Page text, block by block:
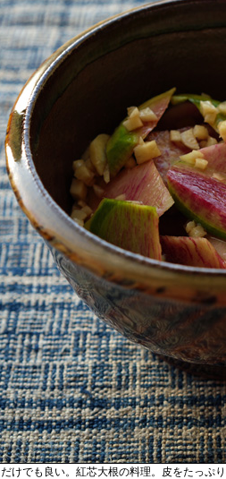
だけでも良い。紅芯大根の料理。皮をたっぷ